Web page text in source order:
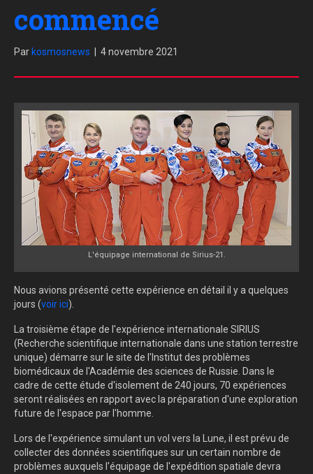
commencé
Par kosmosnews 4 novembre 2021
L'équipage international de Sirius-21.
Nous avions présenté cette expérience en détail il y a quelques
jours (voir ici).
La troisième étape de l'expérience internationale SIRIUS
(Recherche scientifique internationale dans une station terrestre
unique) démarre sur le site de l'Institut des problèmes
biomédicaux de l'Académie des sciences de Russie. Dans le
cadre de cette étude d'isolement de 240 jours, 70 expériences
seront réalisées en rapport avec la préparation d'une exploration
future de l'espace par l'homme.
Lors de l'expérience simulant un vol vers la Lune, il est prévu de
collecter des données scientifiques sur un certain nombre de
problèmes auxquels l'équipage de l'expédition spatiale devra